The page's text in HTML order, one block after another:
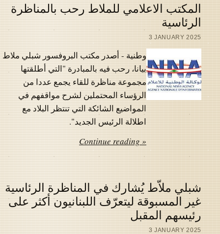
المكتب الاعلامي للملاط رحب بالمناظرة
الرئاسية
3 JANUARY 2025
وطنية - أصدر مكتب البروفسور شبلي ملاط
بيانا، رحب فيه بالمبادرة "التي أطلقتها
مجموعة مناظرة للقاء يجمع عددا من
الرؤساء المحتملين لشرح مواقفهم في
المواضيع الشائكة التي تنتظر البلاد مع
اطلالة الرئيس الجديد".
Continue reading »
شبلي ملاّط يُشارك في المناظرة الرئاسية
غير المسبوقة ليتعرّف اللبنانيون أكثر على
رئيسهم المقبل
3 JANUARY 2025